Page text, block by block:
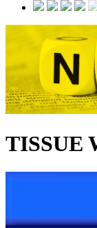
TISSUE